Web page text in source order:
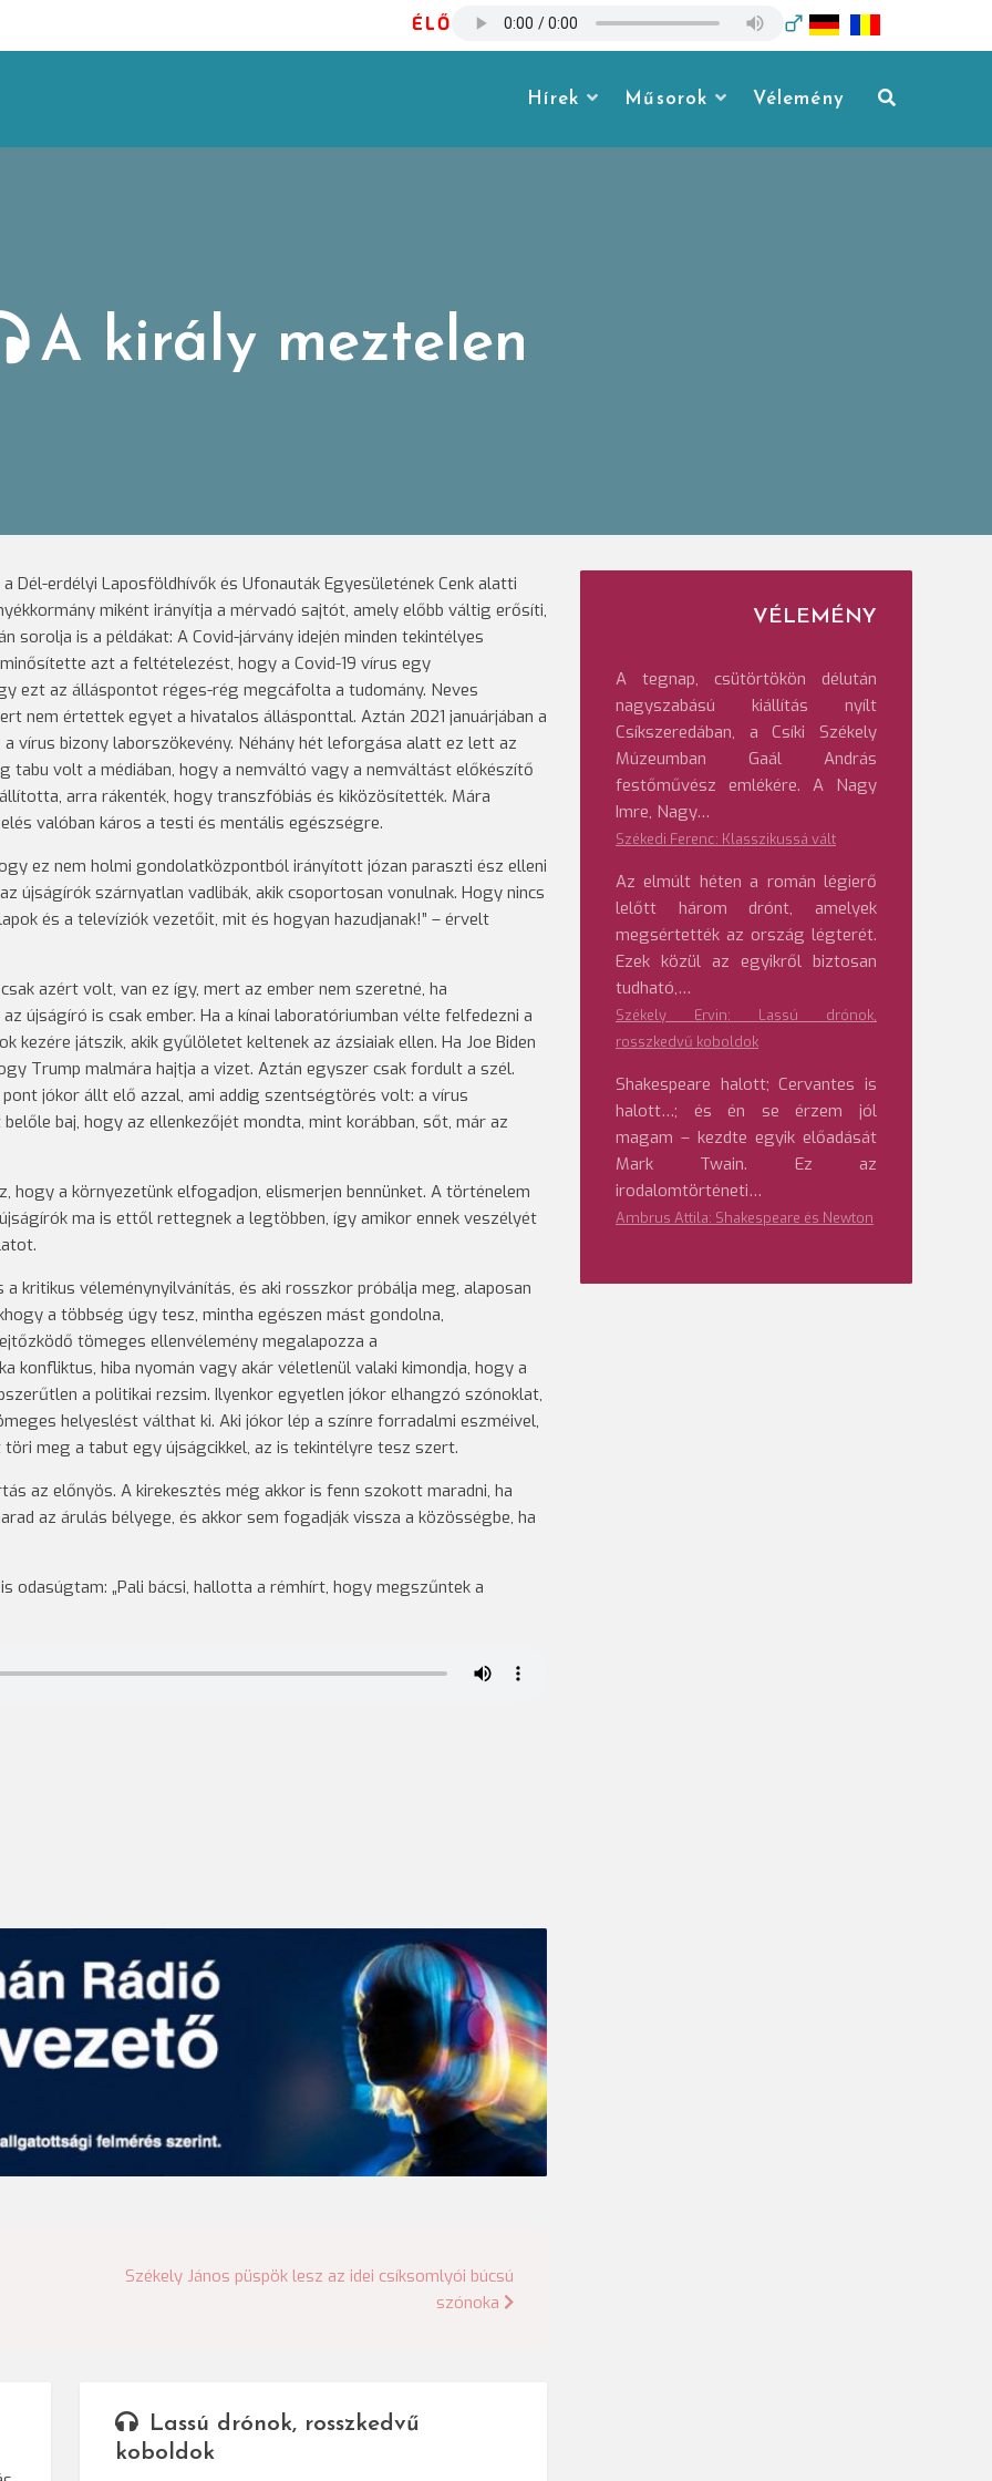
ÉLŐ
Hírek Műsorok Vélemény
A király meztelen
Dél-erdélyi Laposföldhívők és Ufonauták Egyesületének Cenk alatti
miként irányítja a mérvadó sajtót, amely előbb váltig erősíti,
sorolja is a példákat: A Covid-járvány idején minden tekintélyes
azt a feltételezést, hogy a Covid-19 vírus egy
ezt az álláspontot réges-rég megcáfolta a tudomány. Neves
nem értettek egyet a hivatalos állásponttal. Aztán 2021 januárjában a
vírus bizony laborszökevény. Néhány hét leforgása alatt ez lett az
tabu volt a médiában, hogy a nemváltó vagy a nemváltást előkészítő
arra rákenték, hogy transzfóbiás és kiközösítették. Mára
valóban káros a testi és mentális egészségre.
ez nem holmi gondolatközpontból irányított józan paraszti ész elleni
újságírók szárnyatlan vadlibák, akik csoportosan vonulnak. Hogy nincs
és a televíziók vezetőit, mit és hogyan hazudjanak!” – érvelt
azért volt, van ez így, mert az ember nem szeretné, ha
újságíró is csak ember. Ha a kínai laboratóriumban vélte felfedezni a
játszik, akik gyűlöletet keltenek az ázsiaiak ellen. Ha Joe Biden
Trump malmára hajtja a vizet. Aztán egyszer csak fordult a szél.
jókor állt elő azzal, ami addig szentségtörés volt: a vírus
baj, hogy az ellenkezőjét mondta, mint korábban, sőt, már az
a környezetünk elfogadjon, elismerjen bennünket. A történelem
ma is ettől rettegnek a legtöbben, így amikor ennek veszélyét
kritikus véleménynyilvánítás, és aki rosszkor próbálja meg, alaposan
a többség úgy tesz, mintha egészen mást gondolna,
tömeges ellenvélemény megalapozza a
konfliktus, hiba nyomán vagy akár véletlenül valaki kimondja, hogy a
a politikai rezsim. Ilyenkor egyetlen jókor elhangzó szónoklat,
helyeslést válthat ki. Aki jókor lép a színre forradalmi eszméivel,
meg a tabut egy újságcikkel, az is tekintélyre tesz szert.
az előnyös. A kirekesztés még akkor is fenn szokott maradni, ha
az árulás bélyege, és akkor sem fogadják vissza a közösségbe, ha
odasúgtam: „Pali bácsi, hallotta a rémhírt, hogy megszűntek a
Székely János püspök lesz az idei csíksomlyói búcsú
szónoka
Lassú drónok, rosszkedvű
koboldok
VÉLEMÉNY
A tegnap, csütörtökön délután
nagyszabású kiállítás nyílt
Csíkszeredában, a Csíki Székely
Múzeumban Gaál András
festőművész emlékére. A Nagy
Imre, Nagy…
Székedi Ferenc: Klasszikussá vált
Az elmúlt héten a román légierő
lelőtt három drónt, amelyek
megsértették az ország légterét.
Ezek közül az egyikről biztosan
tudható,…
Székely Ervin: Lassú drónok,
rosszkedvű koboldok
Shakespeare halott; Cervantes is
halott…; és én se érzem jól
magam – kezdte egyik előadását
Mark Twain. Ez az
irodalomtörténeti…
Ambrus Attila: Shakespeare és Newton